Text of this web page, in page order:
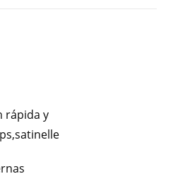
rápida y